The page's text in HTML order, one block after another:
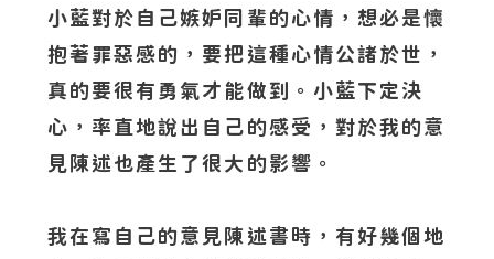
小藍對於自己嫉妒同輩的心情，想必是懷
抱著罪惡感的，要把這種心情公諸於世，
真的要很有勇氣才能做到。小藍下定決
心，率直地說出自己的感受，對於我的意
見陳述也產生了很大的影響。
我在寫自己的意見陳述書時，有好幾個地